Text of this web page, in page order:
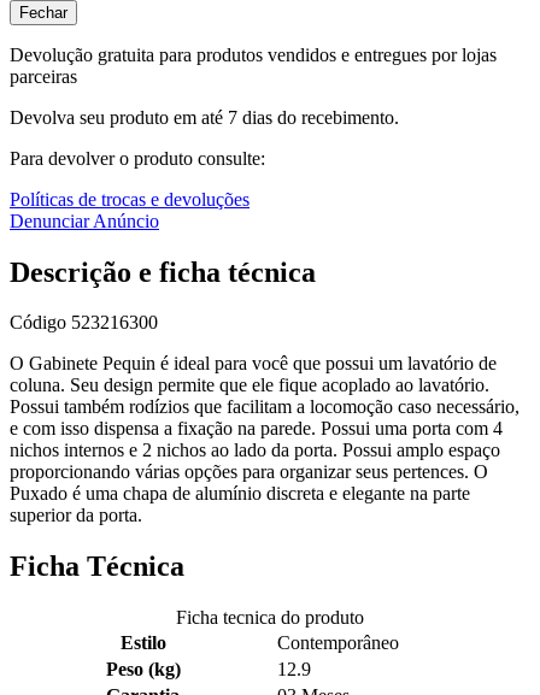
Fechar
Devolução gratuita para produtos vendidos e entregues por lojas
parceiras
Devolva seu produto em até 7 dias do recebimento.
Para devolver o produto consulte:
Políticas de trocas e devoluções
Denunciar Anúncio
Descrição e ficha técnica
Código 523216300
O Gabinete Pequin é ideal para você que possui um lavatório de
coluna. Seu design permite que ele fique acoplado ao lavatório.
Possui também rodízios que facilitam a locomoção caso necessário,
e com isso dispensa a fixação na parede. Possui uma porta com 4
nichos internos e 2 nichos ao lado da porta. Possui amplo espaço
proporcionando várias opções para organizar seus pertences. O
Puxado é uma chapa de alumínio discreta e elegante na parte
superior da porta.
Ficha Técnica
Ficha tecnica do produto
Estilo
Contemporâneo
Peso (kg)
12.9